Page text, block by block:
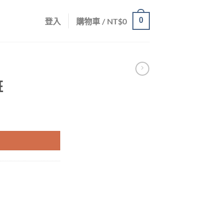
登入 購物車 / NT$0 0
。
前
格：
NT$3980。